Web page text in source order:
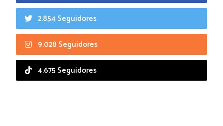
2.854 Seguidores
9.028 Seguidores
4.675 Seguidores